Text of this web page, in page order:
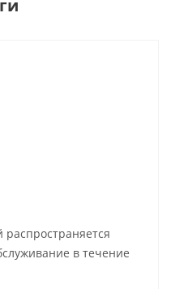
распространяется
в течение